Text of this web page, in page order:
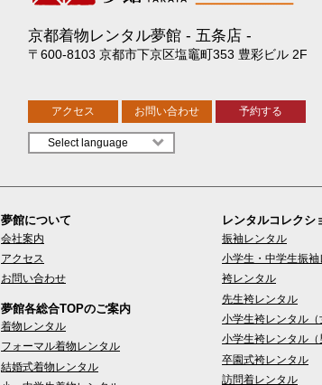
京都着物レンタル夢館 五条店
〒600-8103 京都市下京区塩竈町353 豊彩ビル 2F
アクセス お問い合わせ 予約する
夢館について
会社案内
アクセス
お問い合わせ
夢館各総合TOPのご案内
着物レンタル
フォーマル着物レンタル
結婚式着物レンタル
レンタルコレクシ
振袖レンタル
小学生・中学生振袖
袴レンタル
先生袴レンタル
小学生袴レンタル（
小学生袴レンタル（
卒園式袴レンタル
訪問着レンタル